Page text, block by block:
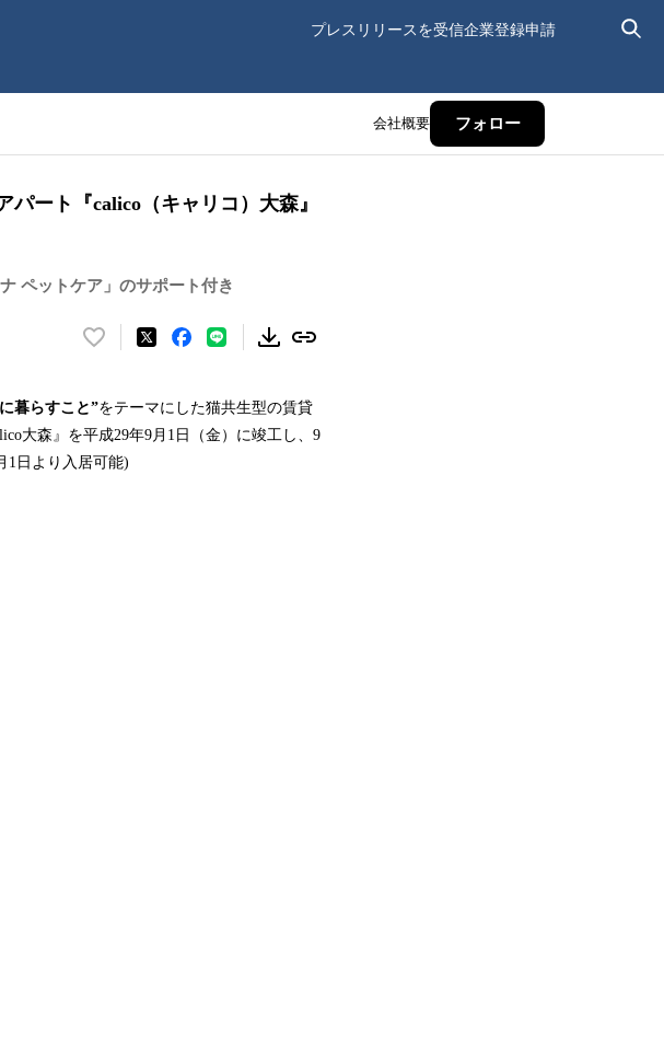
プレスリリースを受信企業登録申請
会社概要 フォロー
ート『calico（キャリコ）大森』
ペットケア」のサポート付き
い
！
数
を
暮らすこと”をテーマにした猫共生型の賃貸
大森』を平成29年9月1日（金）に竣工し、9
1日より入居可能)